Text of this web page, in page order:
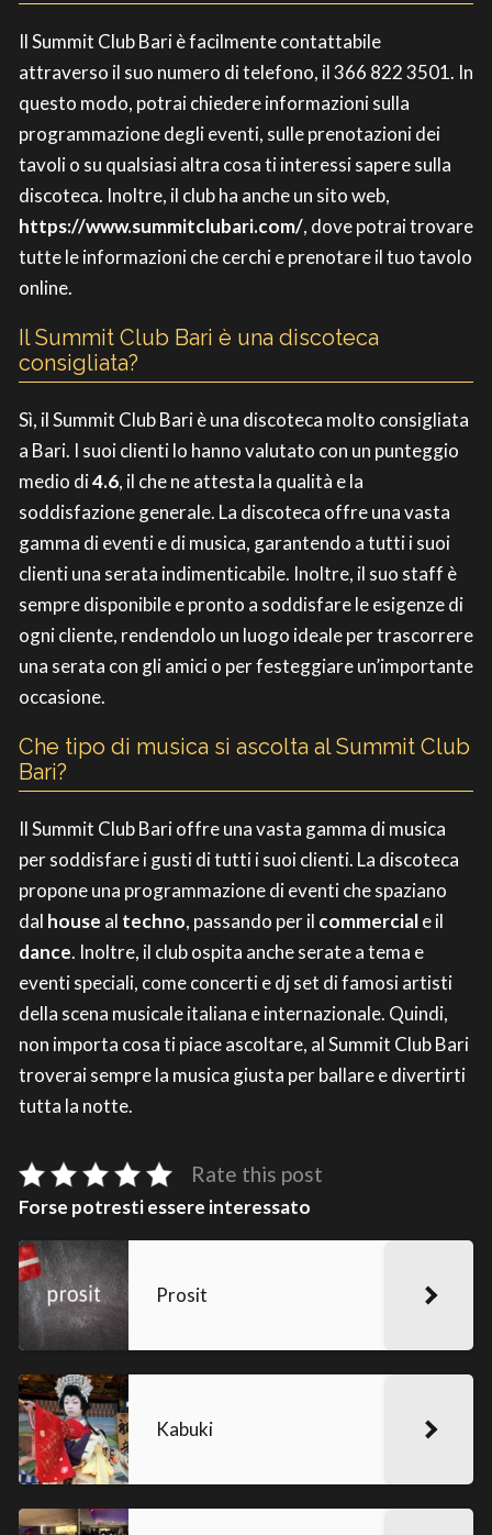
Il Summit Club Bari è facilmente contattabile
attraverso il suo numero di telefono, il 366 822 3501. In
questo modo, potrai chiedere informazioni sulla
programmazione degli eventi, sulle prenotazioni dei
tavoli o su qualsiasi altra cosa ti interessi sapere sulla
discoteca. Inoltre, il club ha anche un sito web,
https://www.summitclubari.com/, dove potrai trovare
tutte le informazioni che cerchi e prenotare il tuo tavolo
online.
Il Summit Club Bari è una discoteca
consigliata?
Sì, il Summit Club Bari è una discoteca molto consigliata
a Bari. I suoi clienti lo hanno valutato con un punteggio
medio di4.6, il che ne attesta la qualità e la
soddisfazione generale. La discoteca offre una vasta
gamma di eventi e di musica, garantendo a tutti i suoi
clienti una serata indimenticabile. Inoltre, il suo staff è
sempre disponibile e pronto a soddisfare le esigenze di
ogni cliente, rendendolo un luogo ideale per trascorrere
una serata con gli amici o per festeggiare un’importante
occasione.
Che tipo di musica si ascolta al Summit Club
Bari?
Il Summit Club Bari offre una vasta gamma di musica
per soddisfare i gusti di tutti i suoi clienti. La discoteca
propone una programmazione di eventi che spaziano
dal house al techno, passando per il commerciale il
dance. Inoltre, il club ospita anche serate a tema e
eventi speciali, come concerti e dj set di famosi artisti
della scena musicale italiana e internazionale. Quindi,
non importa cosa ti piace ascoltare, al Summit Club Bari
troverai sempre la musica giusta per ballare e divertirti
tutta la notte.
Rate this post
Forse potresti essere interessato
Prosit
Kabuki